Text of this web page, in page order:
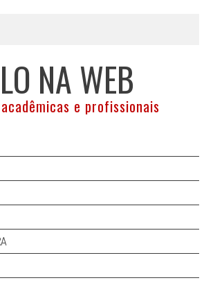
NA WEB
e profissionais